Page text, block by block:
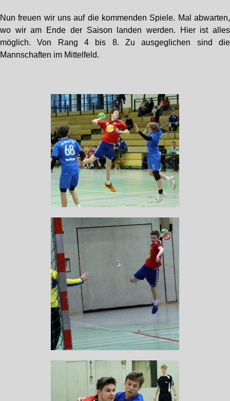
Nun freuen wir uns auf die kommenden Spiele. Mal abwarten,
wo wir am Ende der Saison landen werden. Hier ist alles
möglich. Von Rang 4 bis 8. Zu ausgeglichen sind die
Mannschaften im Mittelfeld.